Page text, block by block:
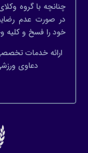
چنانچه با گروه
در صورت عدم
خود را فسخ و کلیه
ارائه خدمات
دعاوی